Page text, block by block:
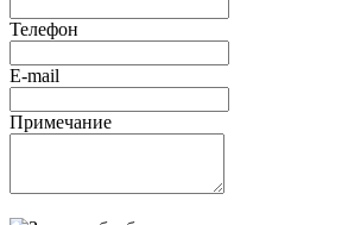
Телефон
E-mail
Примечание